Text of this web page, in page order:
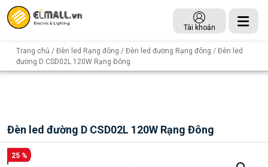
Tài khoản
Trang chủ / Đèn led Rạng đông / Đèn led đường Rạng đông / Đèn led
đường D CSD02L 120W Rạng Đông
Đèn led đường D CSD02L 120W Rạng Đông
25 %